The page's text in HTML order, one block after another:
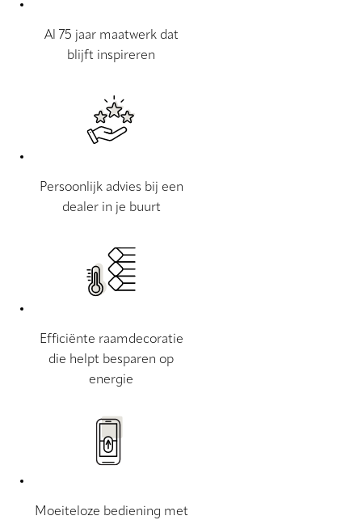
Al 75 jaar maatwerk dat
blijft inspireren
Persoonlijk advies bij een
dealer in je buurt
Efficiënte raamdecoratie
die helpt besparen op
energie
Moeiteloze bediening met